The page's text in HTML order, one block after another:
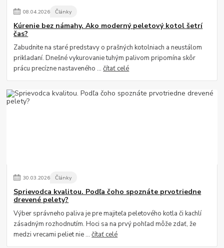
08.04.2026 Články
Kúrenie bez námahy. Ako moderný peletový kotol šetrí
čas?
Zabudnite na staré predstavy o prašných kotolniach a neustálom
prikladaní. Dnešné vykurovanie tuhým palivom pripomína skôr
prácu precízne nastaveného ...čítať celé
30.03.2026 Články
Sprievodca kvalitou. Podľa čoho spoznáte prvotriedne
drevené pelety?
Výber správneho paliva je pre majiteľa peletového kotla či kachlí
zásadným rozhodnutím. Hoci sa na prvý pohľad môže zdať, že
medzi vrecami peliet nie ...čítať celé